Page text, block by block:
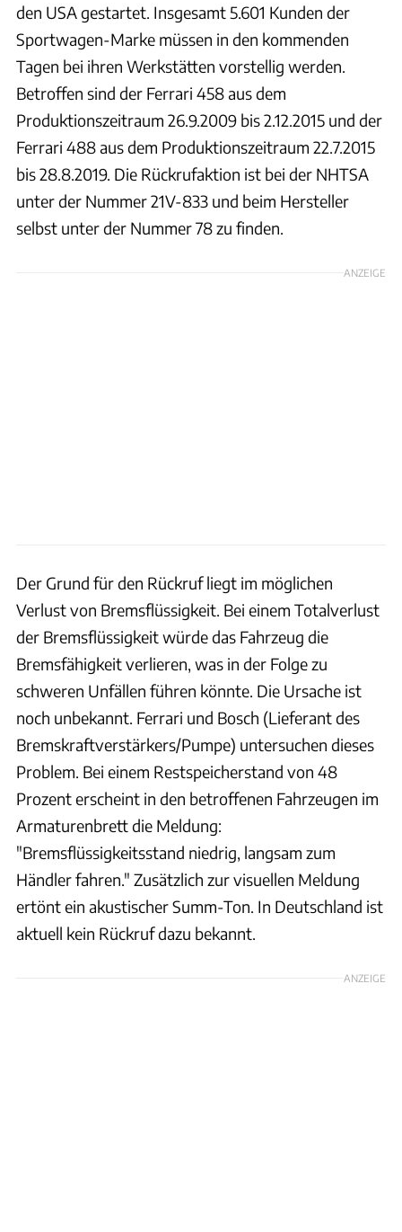
den USA gestartet. Insgesamt 5.601 Kunden der
Sportwagen-Marke müssen in den kommenden
Tagen bei ihren Werkstätten vorstellig werden.
Betroffen sind der Ferrari 458 aus dem
Produktionszeitraum 26.9.2009 bis 2.12.2015 und der
Ferrari 488 aus dem Produktionszeitraum 22.7.2015
bis 28.8.2019. Die Rückrufaktion ist bei der NHTSA
unter der Nummer 21V-833 und beim Hersteller
selbst unter der Nummer 78 zu finden.
ANZEIGE
Der Grund für den Rückruf liegt im möglichen
Verlust von Bremsflüssigkeit. Bei einem Totalverlust
der Bremsflüssigkeit würde das Fahrzeug die
Bremsfähigkeit verlieren, was in der Folge zu
schweren Unfällen führen könnte. Die Ursache ist
noch unbekannt. Ferrari und Bosch (Lieferant des
Bremskraftverstärkers/Pumpe) untersuchen dieses
Problem. Bei einem Restspeicherstand von 48
Prozent erscheint in den betroffenen Fahrzeugen im
Armaturenbrett die Meldung:
"Bremsflüssigkeitsstand niedrig, langsam zum
Händler fahren." Zusätzlich zur visuellen Meldung
ertönt ein akustischer Summ-Ton. In Deutschland ist
aktuell kein Rückruf dazu bekannt.
ANZEIGE